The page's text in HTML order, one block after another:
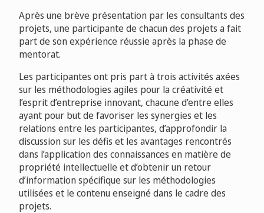
Après une brève présentation par les consultants des
projets, une participante de chacun des projets a fait
part de son expérience réussie après la phase de
mentorat.
Les participantes ont pris part à trois activités axées
sur les méthodologies agiles pour la créativité et
l’esprit d’entreprise innovant, chacune d’entre elles
ayant pour but de favoriser les synergies et les
relations entre les participantes, d’approfondir la
discussion sur les défis et les avantages rencontrés
dans l’application des connaissances en matière de
propriété intellectuelle et d’obtenir un retour
d’information spécifique sur les méthodologies
utilisées et le contenu enseigné dans le cadre des
projets.